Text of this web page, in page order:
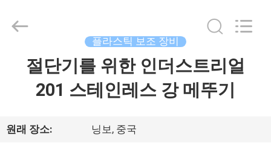
품
MACHINERY
INDUSTRIAL
플라스틱 보조 장비
절단기를 위한 인더스트리얼
201 스테인레스 강 메뚜기
원래 장소: 닝보, 중국